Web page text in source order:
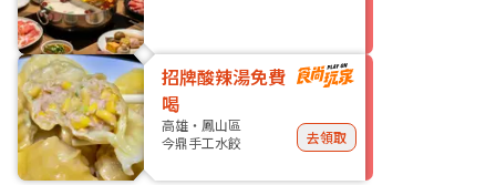
招牌酸辣湯免費
喝
高雄・鳳山區
今鼎手工水餃
去領取